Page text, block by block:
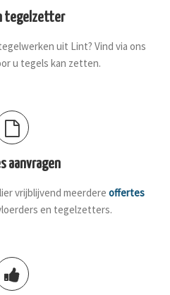
tegelzetter
uit Lint? Vind via ons
u tegels kan zetten.
aanvragen
vrijblijvend meerdere offertes
en tegelzetters.